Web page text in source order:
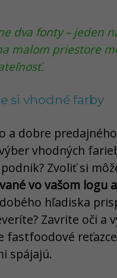
dva fonty – jeden
malom priestore
si vhodné farby
a dobre
vhodných
Zvoliť si
vo vašom logu
hľadiska
Zavrite oči a
fastfoodové
spájajú.